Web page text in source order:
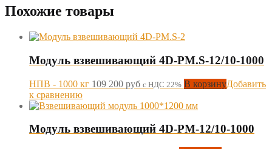
Похожие товары
Модуль взвешивающий 4D-PM.S-12/10-1000
НПВ - 1000 кг 109 200 руб с НДС 22% В корзинуДобавить
к сравнению
Модуль взвешивающий 4D-PM-12/10-1000